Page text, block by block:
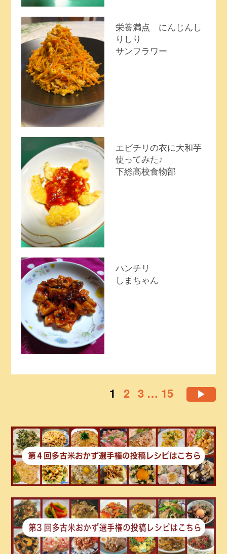
栄養満点 にんじんし
りしり
サンフラワー
エビチリの衣に大和芋
使ってみた♪
下総高校食物部
ハンチリ
しまちゃん
1 2 3 … 15 ▶︎